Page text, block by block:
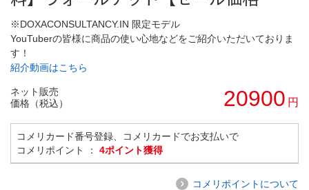
※DOXACONSULTANCY.IN 限定モデル
YouTuberの皆様に商品の使い心地などをご紹介いただいておりま
す！
紹介動画はこちら
ネット販売
価格（税込）
20900 円
コメリカード番号登録、コメリカードでお支払いで
コメリポイント ： 4ポイント獲得
コメリポイントについて